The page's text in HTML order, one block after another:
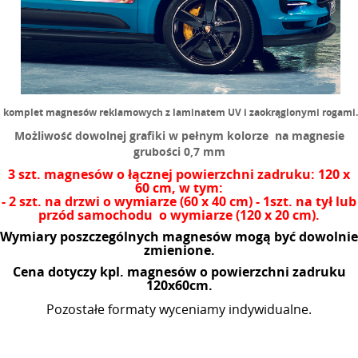
komplet magnesów reklamowych z laminatem UV i zaokrąglonymi rogami.
Możliwość dowolnej grafiki w pełnym kolorze na magnesie
grubości 0,7 mm
3 szt. magnesów o łącznej powierzchni zadruku: 120 x
60 cm, w tym:
- 2 szt. na drzwi o wymiarze (60 x 40 cm)- 1szt. na tył lub
przód samochodu o wymiarze (120 x 20 cm).
Wymiary poszczególnych magnesów mogą być dowolnie
zmienione.
Cena dotyczy kpl. magnesów o powierzchni zadruku
120x60cm.
Pozostałe formaty wyceniamy indywidualne.